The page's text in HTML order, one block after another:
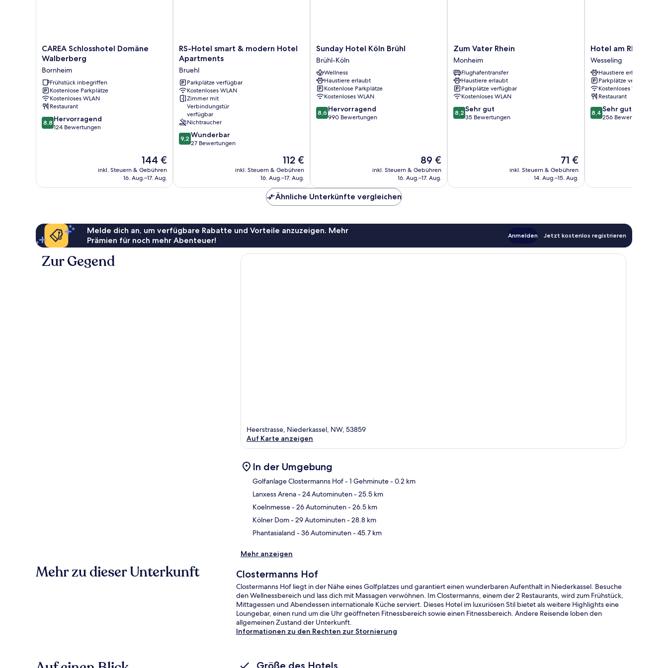
CAREA
Schlosshotel
Walberberg
Bornheim
CAREA Schlosshotel Domäne
Walberberg
Bornheim
Frühstück inbegriffen
Kostenlose Parkplätze
Kostenloses WLAN
Restaurant
8.8
von
8,8 Hervorragend
124 Bewertungen
Der
Preis
beträgt
144 €
inkl. Steuern & Gebühren
16. Aug.–17. Aug.
RS-
Hotel
smart
&
modern
Hotel
Apartments
Bruehl
RS-Hotel smart & modern Hotel
Apartments
Bruehl
Parkplätze verfügbar
Kostenloses WLAN
Zimmer mit
Verbindungstür
verfügbar
Nichtraucher
9.2
von
9,2 Wunderbar
27 Bewertungen
Der
Preis
beträgt
112 €
inkl. Steuern & Gebühren
16. Aug.–17. Aug.
Sunday
Hotel
Köln
Brühl
Brühl-
Köln
Sunday Hotel Köln Brühl
Brühl-Köln
Wellness
Haustiere erlaubt
Kostenlose Parkplätze
Kostenloses WLAN
8.6
von
8,6 Hervorragend
990 Bewertungen
Der
Preis
beträgt
89 €
inkl. Steuern & Gebühren
16. Aug.–17. Aug.
Zum
Vater
Rhein
Monheim
Zum Vater Rhein
Monheim
Flughafentransfer
Haustiere erlaubt
Parkplätze verfügbar
Kostenloses WLAN
8.2
von
8,2 Sehr gut
35 Bewertungen
Der
Preis
beträgt
71 €
inkl. Steuern & Gebühren
14. Aug.–15. Aug.
Hotel
am
Rhein
-
Wesseling
Wesseling
Hotel am Rhein -
Wesseling
Haustiere erlaubt
Parkplätze verfügbar
Kostenloses WLAN
Restaurant
8.4
von
8,4 Sehr gut
256 Bewertungen
Ähnliche Unterkünfte vergleichen
Melde dich an, um verfügbare Rabatte und Vorteile anzuzeigen. Mehr
Prämien für noch mehr Abenteuer!
Anmelden Jetzt kostenlos registrieren
Zur Gegend
Heerstrasse, Niederkassel, NW, 53859
Auf Karte anzeigen
In der Umgebung
Golfanlage Clostermanns Hof- 1 Gehminute- 0.2 km
Lanxess Arena- 24 Autominuten- 25.5 km
Koelnmesse- 26 Autominuten- 26.5 km
Kölner Dom- 29 Autominuten- 28.8 km
Phantasialand - 36 Autominuten- 45.7 km
Mehr anzeigen
Mehr zu dieser Unterkunft Clostermanns Hof
Clostermanns Hof liegt in der Nähe eines Golfplatzes und garantiert einen wunderbaren Aufenthalt in Niederkassel. Besuche
den Wellnessbereich und lass dich mit Massagen verwöhnen. Im Clostermanns, einem der 2 Restaurants, wird zum Frühstück,
Mittagessen und Abendessen internationale Küche serviert. Dieses Hotel im luxuriösen Stil bietet als weitere Highlights eine
Loungebar, einen rund um die Uhr geöffneten Fitnessbereich sowie einen Fitnessbereich. Andere Reisende loben den
allgemeinen Zustand der Unterkunft.
Informationen zu den Rechten zur Stornierung
Größe des Hotels